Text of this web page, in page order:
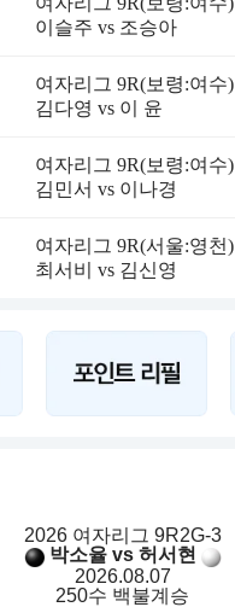
이슬주 vs 조승아
여자리그 9R(보령:여수)
김다영 vs 이 윤
여자리그 9R(보령:여수)
김민서 vs 이나경
여자리그 9R(서울:영천)
최서비 vs 김신영
2026 여자리그 9R2G-3
박소율 vs 허서현
2026.08.07
250수 백불계승